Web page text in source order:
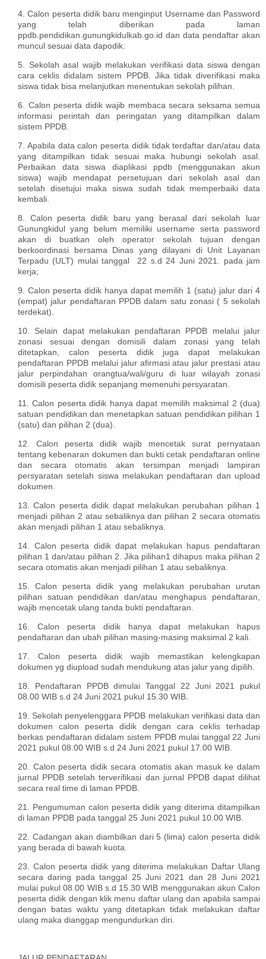
4. Calon peserta didik baru menginput Username dan Password
yang telah diberikan pada laman
ppdb.pendidikan.gunungkidulkab.go.id dan data pendaftar akan
muncul sesuai data dapodik.
5. Sekolah asal wajib melakukan verifikasi data siswa dengan
cara ceklis didalam sistem PPDB. Jika tidak diverifikasi maka
siswa tidak bisa melanjutkan menentukan sekolah pilihan.
6. Calon peserta didik wajib membaca secara seksama semua
informasi perintah dan peringatan yang ditampilkan dalam
sistem PPDB.
7. Apabila data calon peserta didik tidak terdaftar dan/atau data
yang ditampilkan tidak sesuai maka hubungi sekolah asal.
Perbaikan data siswa diaplikasi ppdb (menggunakan akun
siswa) wajib mendapat persetujuan dari sekolah asal dan
setelah disetujui maka siswa sudah tidak memperbaiki data
kembali.
8. Calon peserta didik baru yang berasal dari sekolah luar
Gunungkidul yang belum memiliki username serta password
akan di buatkan oleh operator sekolah tujuan dengan
berkoordinasi bersama Dinas yang dilayani di Unit Layanan
Terpadu (ULT) mulai tanggal 22 s.d 24 Juni 2021. pada jam
kerja;
9. Calon peserta didik hanya dapat memilih 1 (satu) jalur dari 4
(empat) jalur pendaftaran PPDB dalam satu zonasi ( 5 sekolah
terdekat).
10. Selain dapat melakukan pendaftaran PPDB melalui jalur
zonasi sesuai dengan domisili dalam zonasi yang telah
ditetapkan, calon peserta didik juga dapat melakukan
pendaftaran PPDB melalui jalur afirmasi atau jalur prestasi atau
jalur perpindahan orangtua/wali/guru di luar wilayah zonasi
domisili peserta didik sepanjang memenuhi persyaratan.
11. Calon peserta didik hanya dapat memilih maksimal 2 (dua)
satuan pendidikan dan menetapkan satuan pendidikan pilihan 1
(satu) dan pilihan 2 (dua).
12. Calon peserta didik wajib mencetak surat pernyataan
tentang kebenaran dokumen dan bukti cetak pendaftaran online
dan secara otomatis akan tersimpan menjadi lampiran
persyaratan setelah siswa melakukan pendaftaran dan upload
dokumen.
13. Calon peserta didik dapat melakukan perubahan pilihan 1
menjadi pilihan 2 atau sebaliknya dan pilihan 2 secara otomatis
akan menjadi pilihan 1 atau sebaliknya.
14. Calon peserta didik dapat melakukan hapus pendaftaran
pilihan 1 dan/atau pilihan 2. Jika pilihan1 dihapus maka pilihan 2
secara otomatis akan menjadi pilihan 1 atau sebaliknya.
15. Calon peserta didik yang melakukan perubahan urutan
pilihan satuan pendidikan dan/atau menghapus pendaftaran,
wajib mencetak ulang tanda bukti pendaftaran.
16. Calon peserta didik hanya dapat melakukan hapus
pendaftaran dan ubah pilihan masing-masing maksimal 2 kali.
17. Calon peserta didik wajib memastikan kelengkapan
dokumen yg diupload sudah mendukung atas jalur yang dipilih.
18. Pendaftaran PPDB dimulai Tanggal 22 Juni 2021 pukul
08.00 WIB s.d 24 Juni 2021 pukul 15.30 WIB.
19. Sekolah penyelenggara PPDB melakukan verifikasi data dan
dokumen calon peserta didik dengan cara ceklis terhadap
berkas pendaftaran didalam sistem PPDB mulai tanggal 22 Juni
2021 pukul 08.00 WIB s.d 24 Juni 2021 pukul 17.00 WIB.
20. Calon peserta didik secara otomatis akan masuk ke dalam
jurnal PPDB setelah terverifikasi dan jurnal PPDB dapat dilihat
secara real time di laman PPDB.
21. Pengumuman calon peserta didik yang diterima ditampilkan
di laman PPDB pada tanggal 25 Juni 2021 pukul 10.00 WIB.
22. Cadangan akan diambilkan dari 5 (lima) calon peserta didik
yang berada di bawah kuota.
23. Calon peserta didik yang diterima melakukan Daftar Ulang
secara daring pada tanggal 25 Juni 2021 dan 28 Juni 2021
mulai pukul 08.00 WIB s.d 15.30 WIB menggunakan akun Calon
peserta didik dengan klik menu daftar ulang dan apabila sampai
dengan batas waktu yang ditetapkan tidak melakukan daftar
ulang maka dianggap mengundurkan diri.